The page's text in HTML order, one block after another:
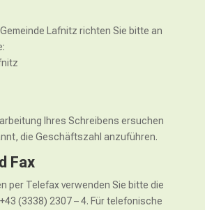
Lafnitz richten Sie bitte an
Ihres Schreibens ersuchen
die Geschäftszahl anzuführen.
Fax
per Telefax verwenden Sie bitte die
(3338) 2307 – 4. Für telefonische